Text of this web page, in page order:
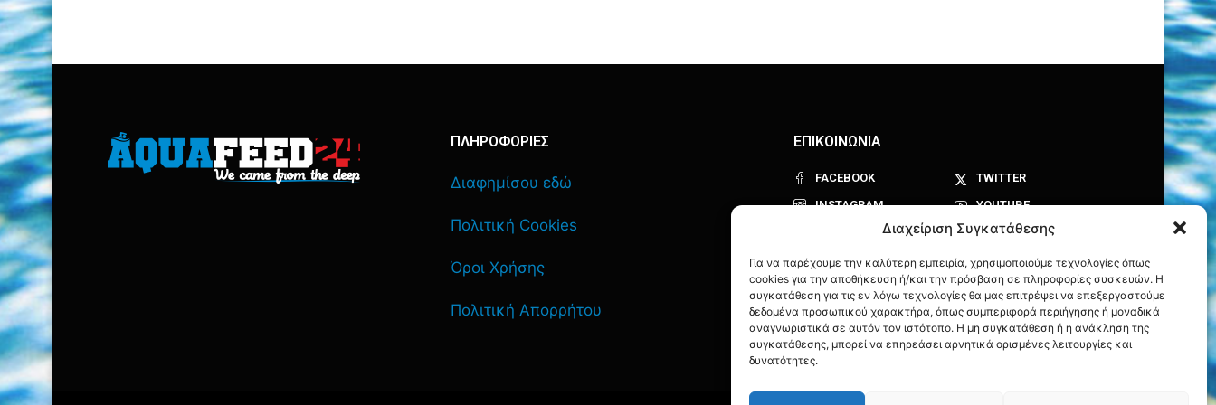
Διαχείριση Συγκατάθεσης
Για να παρέχουμε την καλύτερη εμπειρία, χρησιμοποιούμε τεχνολογίες όπως
cookies για την αποθήκευση ή/και την πρόσβαση σε πληροφορίες συσκευών. Η
συγκατάθεση για τις εν λόγω τεχνολογίες θα μας επιτρέψει να επεξεργαστούμε
δεδομένα προσωπικού χαρακτήρα, όπως συμπεριφορά περιήγησης ή μοναδικά
αναγνωριστικά σε αυτόν τον ιστότοπο. Η μη συγκατάθεση ή η ανάκληση της
συγκατάθεσης, μπορεί να επηρεάσει αρνητικά ορισμένες λειτουργίες και
δυνατότητες.
ΠΛΗΡΟΦΟΡΙΕΣ
Διαφημίσου εδώ
Πολιτική Cookies
Όροι Χρήσης
Πολιτική Απορρήτου
ΕΠΙΚΟΙΝΩΝΙΑ
FACEBOOK
TWITTER
INSTAGRAM
YOUTUBE